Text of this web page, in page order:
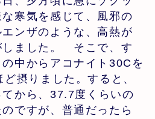
寒気を感じて、風邪の
ンザのような、高熱が
しました。 そこで、す
中からアコナイト30Cを
摂りました。すると、
から、37.7度くらいの
ですが、普通だったら